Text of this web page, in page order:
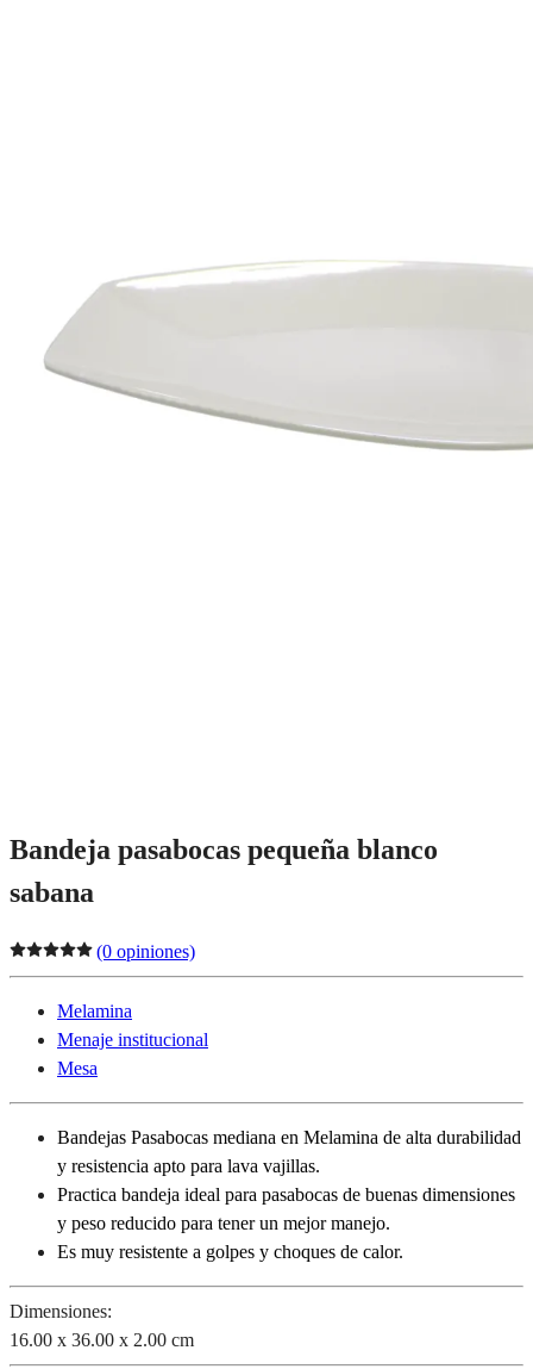
Bandeja pasabocas pequeña blanco
sabana
(0 opiniones)
Melamina
Menaje institucional
Mesa
Bandejas Pasabocas mediana en Melamina de alta durabilidad
y resistencia apto para lava vajillas.
Practica bandeja ideal para pasabocas de buenas dimensiones
y peso reducido para tener un mejor manejo.
Es muy resistente a golpes y choques de calor.
Dimensiones:
16.00 x 36.00 x 2.00 cm